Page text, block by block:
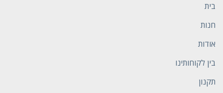
בית
חנות
אודות
בין לקוחותינו
תקנון